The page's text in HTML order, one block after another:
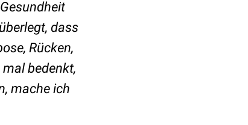
dass
Rücken,
bedenkt,
mache ich